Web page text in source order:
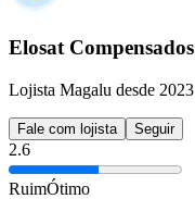
Elosat Compensados
Lojista Magalu desde 2023
Fale com lojista Seguir
2.6
RuimÓtimo